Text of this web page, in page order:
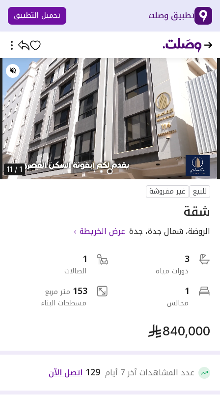
تطبيق وصلت تحميل التطبيق
1 / 11
للبيع غير مفروشة
شقة
الروضة، شمال جدة، جدة عرض الخريطة
3
دورات مياه
1
الصالات
1
مجالس
153 متر مربع
مسطحات البناء
840,000
عدد المشاهدات آخر 7 أيام 129 اتصل الآن